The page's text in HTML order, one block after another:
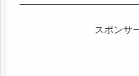
スポンサ